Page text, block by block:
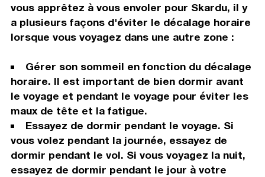
vous apprêtez à vous envoler pour Skardu, il y
a plusieurs façons d'éviter le décalage horaire
lorsque vous voyagez dans une autre zone :
Gérer son sommeil en fonction du décalage
horaire. Il est important de bien dormir avant
le voyage et pendant le voyage pour éviter les
maux de tête et la fatigue.
Essayez de dormir pendant le voyage. Si
vous volez pendant la journée, essayez de
dormir pendant le vol. Si vous voyagez la nuit,
essayez de dormir pendant le jour à votre